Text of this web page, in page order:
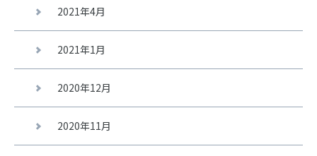
2021年4月
2021年1月
2020年12月
2020年11月